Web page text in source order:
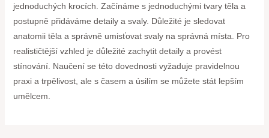
jednoduchých krocích. Začínáme s jednoduchými tvary těla a
postupně přidáváme detaily a svaly. Důležité je sledovat
anatomii těla a správně umisťovat svaly na správná místa. Pro
realističtější vzhled je důležité zachytit detaily a provést
stínování. Naučení se této dovednosti vyžaduje pravidelnou
praxi a trpělivost, ale s časem a úsilím se můžete stát lepším
umělcem.